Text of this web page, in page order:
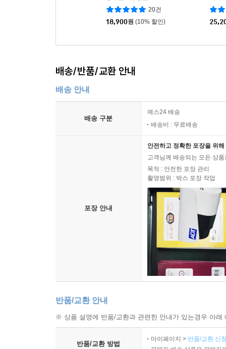
20건
18,900원 (10% 할인)
배송/반품/교환 안내
배송 안내
배송 구분
예스24 배송
배송비 : 무료배송
포장 안내
안전하고 정확한 포장을 위
고객님께 배송되는 모든 상
목적 : 안전한 포장 관리
촬영범위 : 박스 포장 작업
반품/교환 안내
※ 상품 설명에 반품/교환과 관련한 안내가 있는경우 아
반품/교환 방법
마이페이지 > 반품/교환 신